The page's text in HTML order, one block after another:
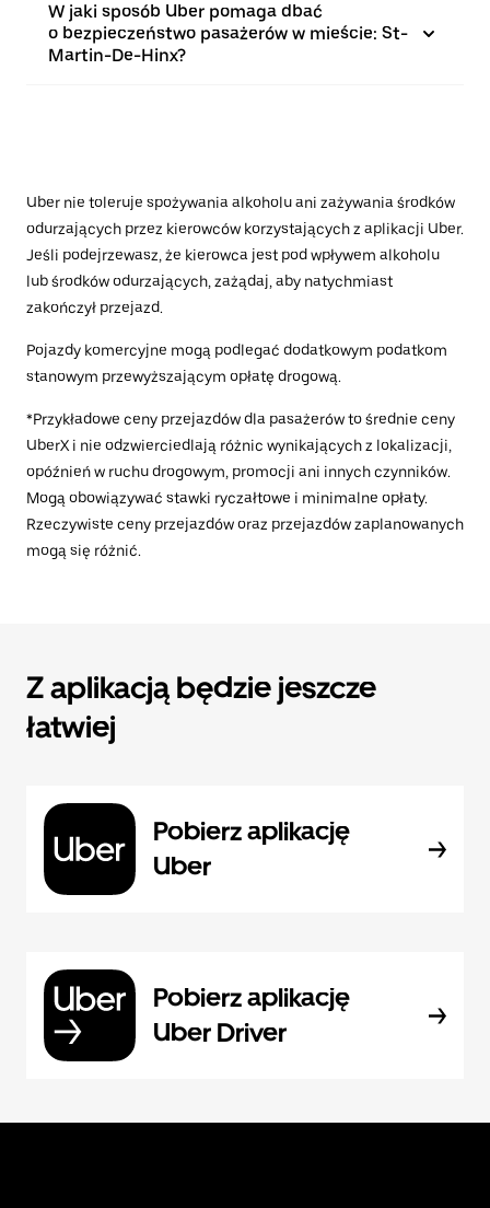
W jaki sposób Uber pomaga dbać
o bezpieczeństwo pasażerów w mieście: St-
Martin-De-Hinx?
Uber nie toleruje spożywania alkoholu ani zażywania środków
odurzających przez kierowców korzystających z aplikacji Uber.
Jeśli podejrzewasz, że kierowca jest pod wpływem alkoholu
lub środków odurzających, zażądaj, aby natychmiast
zakończył przejazd.
Pojazdy komercyjne mogą podlegać dodatkowym podatkom
stanowym przewyższającym opłatę drogową.
*Przykładowe ceny przejazdów dla pasażerów to średnie ceny
UberX i nie odzwierciedlają różnic wynikających z lokalizacji,
opóźnień w ruchu drogowym, promocji ani innych czynników.
Mogą obowiązywać stawki ryczałtowe i minimalne opłaty.
Rzeczywiste ceny przejazdów oraz przejazdów zaplanowanych
mogą się różnić.
Z aplikacją będzie jeszcze
łatwiej
Pobierz aplikację
Uber
Pobierz aplikację
Uber Driver